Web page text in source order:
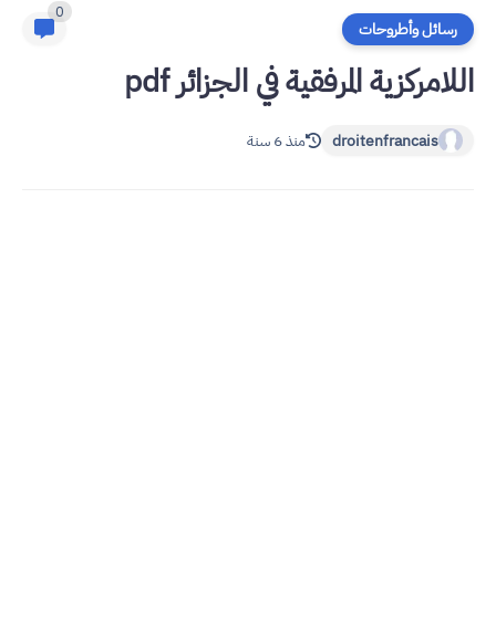
رسائل وأطروحات
0
اللامركزية المرفقية في الجزائر pdf
droitenfrancais منذ 6 سنة